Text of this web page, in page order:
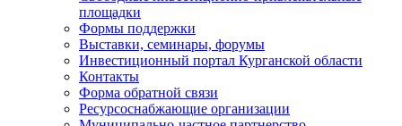
площадки
Формы поддержки
Выставки, семинары, форумы
Инвестиционный портал Курганской области
Контакты
Форма обратной связи
Ресурсоснабжающие организации